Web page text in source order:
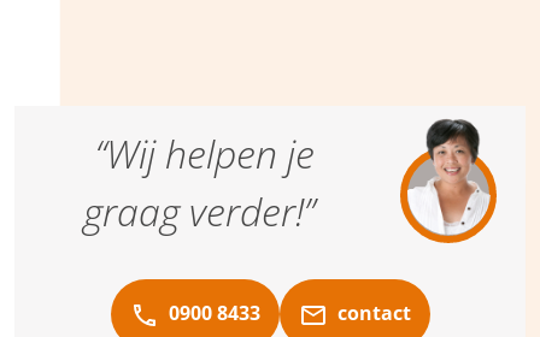
“Wij helpen je
graag verder!”
0900 8433 contact